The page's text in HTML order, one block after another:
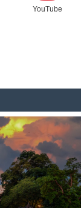
YouTube